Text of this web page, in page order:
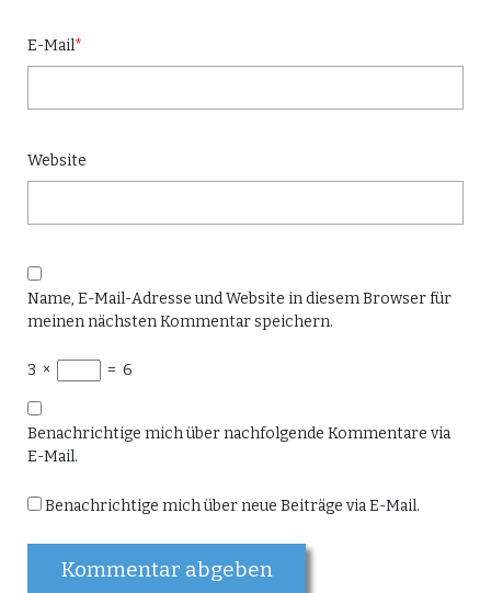
E-Mail*
Website
Name, E-Mail-Adresse und Website in diesem Browser für
meinen nächsten Kommentar speichern.
3 × = 6
Benachrichtige mich über nachfolgende Kommentare via
E-Mail.
Benachrichtige mich über neue Beiträge via E-Mail.